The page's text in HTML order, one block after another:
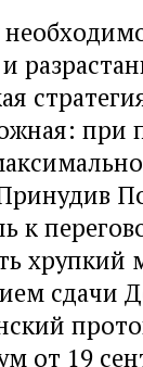
при
к
хрупкий
сдачи
от 19